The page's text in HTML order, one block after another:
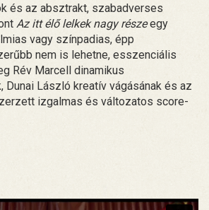
és az absztrakt, szabadverses
Az itt élő lelkek nagy részeegy
vagy színpadias, épp
nem is lehetne, esszenciális
Rév Marcell dinamikus
Dunai László kreatív vágásának és az
izgalmas és változatos score-